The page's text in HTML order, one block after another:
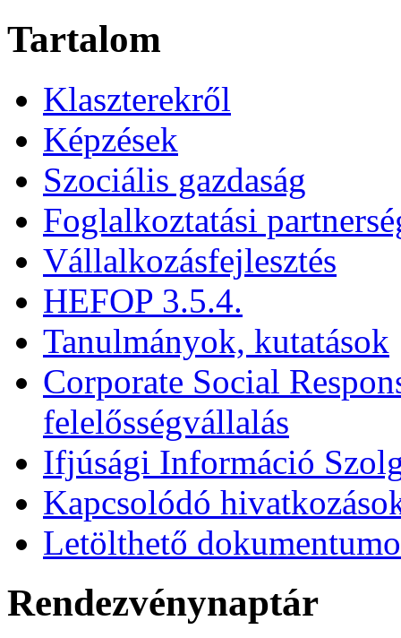
Tartalom
Klaszterekről
Képzések
Szociális gazdaság
Foglalkoztatási
Vállalkozásfejlesztés
HEFOP 3.5.4.
Tanulmányok, kutatások
Corporate Social
felelősségvállalás
Ifjúsági Információ
Kapcsolódó
Letölthető
Rendezvénynaptár